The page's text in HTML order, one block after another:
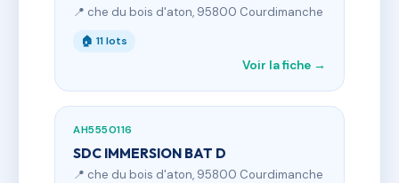
📍 che du bois d'aton, 95800 Courdimanche
🏠 11 lots
Voir la fiche →
AH5550116
SDC IMMERSION BAT D
📍 che du bois d'aton, 95800 Courdimanche